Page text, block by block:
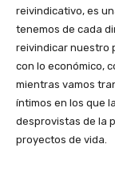
reivindicativo, es
tenemos de cada
reivindicar nuestro
con lo económico,
mientras vamos
íntimos en los que
desprovistas de la
proyectos de vida.